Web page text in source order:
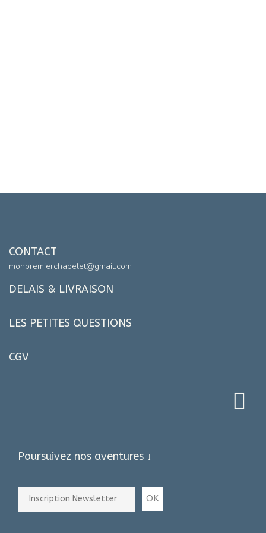
CONTACT
monpremierchapelet@gmail.com
DELAIS & LIVRAISON
LES PETITES QUESTIONS
CGV
Poursuivez nos aventures ↓